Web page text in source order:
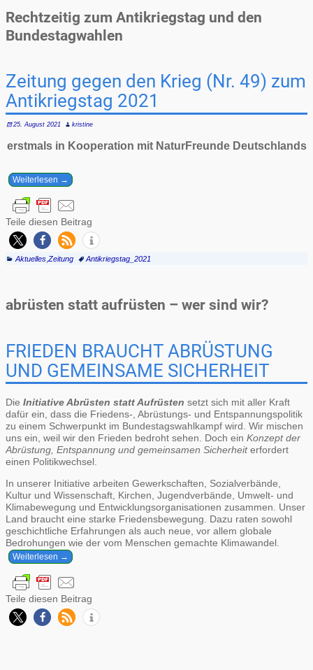
Rechtzeitig zum Antikriegstag und den
Bundestagwahlen
Zeitung gegen den Krieg (Nr. 49) zum
Antikriegstag 2021
25. August 2021 kristine
erstmals in Kooperation mit NaturFreunde Deutschlands
Weiterlesen →
Teile diesen Beitrag
Aktuelles, Zeitung Antikriegstag_2021
abrüsten statt aufrüsten – wer sind wir?
FRIEDEN BRAUCHT ABRÜSTUNG
UND GEMEINSAME SICHERHEIT
Die Initiative Abrüsten statt Aufrüsten setzt sich mit aller Kraft
dafür ein, dass die Friedens-, Abrüstungs- und Entspannungspolitik
zu einem Schwerpunkt im Bundestagswahlkampf wird. Wir mischen
uns ein, weil wir den Frieden bedroht sehen. Doch ein Konzept der
Abrüstung, Entspannung und gemeinsamen Sicherheiterfordert
einen Politikwechsel.
In unserer Initiative arbeiten Gewerkschaften, Sozialverbände,
Kultur und Wissenschaft, Kirchen, Jugendverbände, Umwelt- und
Klimabewegung und Entwicklungsorganisationen zusammen. Unser
Land braucht eine starke Friedensbewegung. Dazu raten sowohl
geschichtliche Erfahrungen als auch neue, vor allem globale
Bedrohungen wie der vom Menschen gemachte Klimawandel.
Weiterlesen →
Teile diesen Beitrag